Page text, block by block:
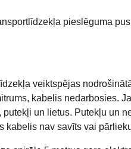
pieslēguma
veiktspējas
kabelis nedarbosies.
un lietus. Putekļu un
nav savīts vai